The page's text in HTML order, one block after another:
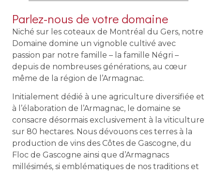
Parlez-nous de votre domaine
Niché sur les coteaux de Montréal du Gers, notre
Domaine domine un vignoble cultivé avec
passion par notre famille – la famille Négri –
depuis de nombreuses générations, au cœur
même de la région de l’Armagnac.
Initialement dédié à une agriculture diversifiée et
à l’élaboration de l’Armagnac, le domaine se
consacre désormais exclusivement à la viticulture
sur 80 hectares. Nous dévouons ces terres à la
production de vins des Côtes de Gascogne, du
Floc de Gascogne ainsi que d’Armagnacs
millésimés, si emblématiques de nos traditions et